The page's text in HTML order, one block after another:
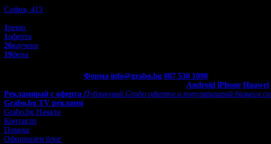
София, 413
1ревю
1оферта
26ваучера
19фена
Форма info@grabo.bg 087 530 1090
Android iPhone Huawei
Рекламирай с оферта Публикувай Grabo оферта и популяризирай бизнеса си
Grabo.bg TV реклами
Grabo.bg Начало
Контакти
Помощ
Официален блог